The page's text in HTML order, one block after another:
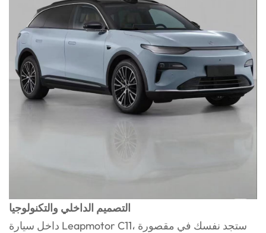
التصميم الداخلي والتكنولوجيا
داخل سيارة Leapmotor C11، ستجد نفسك في مقصورة